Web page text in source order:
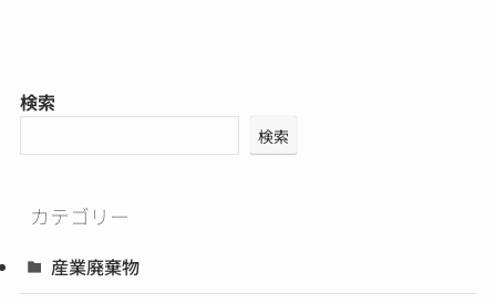
検索
検索
カテゴリー
産業廃棄物